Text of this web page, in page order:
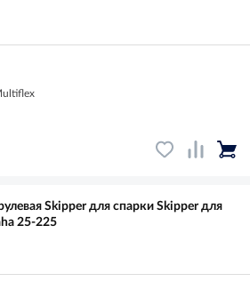
Skipper для спарки Skipper для
25-225